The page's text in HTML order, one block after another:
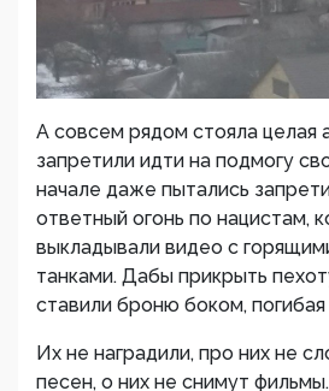
А совсем рядом стояла целая
запретили идти на подмогу
начале даже пытались
ответный огонь по нацистам,
выкладывали видео с
танками. Дабы прикрыть
ставили броню боком, погибая
Их не наградили, про них не
песен, о них не снимут